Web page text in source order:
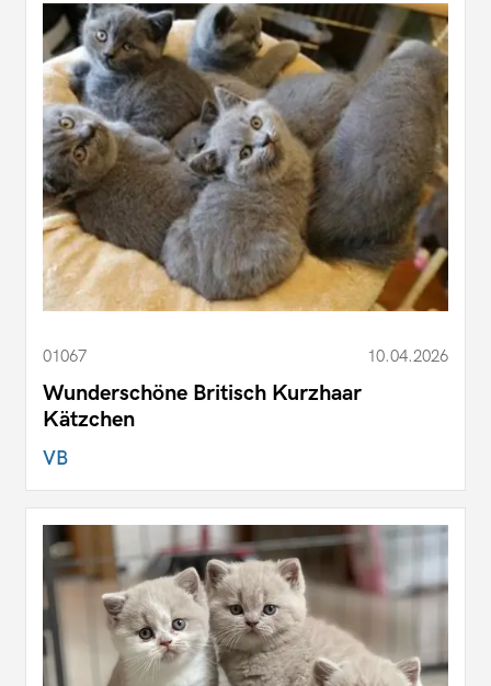
01067 10.04.2026
Wunderschöne Britisch Kurzhaar
Kätzchen
VB